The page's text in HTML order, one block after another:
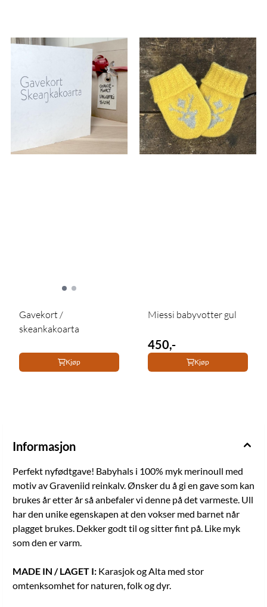
Gavekort /
skeankakoarta
Kjøp
Miessi babyvotter gul
450,-
Kjøp
Informasjon
Perfekt nyfødtgave! Babyhals i 100% myk merinoull med
motiv av Graveniid reinkalv. Ønsker du å gi en gave som kan
brukes år etter år så anbefaler vi denne på det varmeste. Ull
har den unike egenskapen at den vokser med barnet når
plagget brukes. Dekker godt til og sitter fint på. Like myk
som den er varm.
MADE IN / LAGET I: Karasjok og Alta med stor
omtenksomhet for naturen, folk og dyr.